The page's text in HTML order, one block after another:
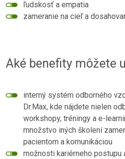
ľudskosť a empatia
zameranie na cieľ a
Aké benefity môžete
interný systém odborného
Dr.Max, kde nájdete nielen
workshopy, tréningy a e-
množstvo iných školení
pacientom a komunikáciou
možnosti kariérneho postupu